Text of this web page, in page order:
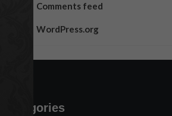
Comments feed
WordPress.org
Categories